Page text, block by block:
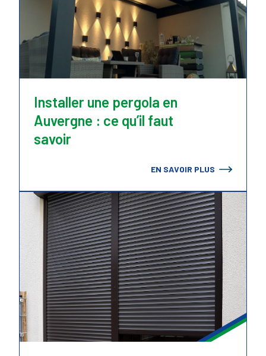
Installer une pergola en
Auvergne : ce qu’il faut
savoir
EN SAVOIR PLUS